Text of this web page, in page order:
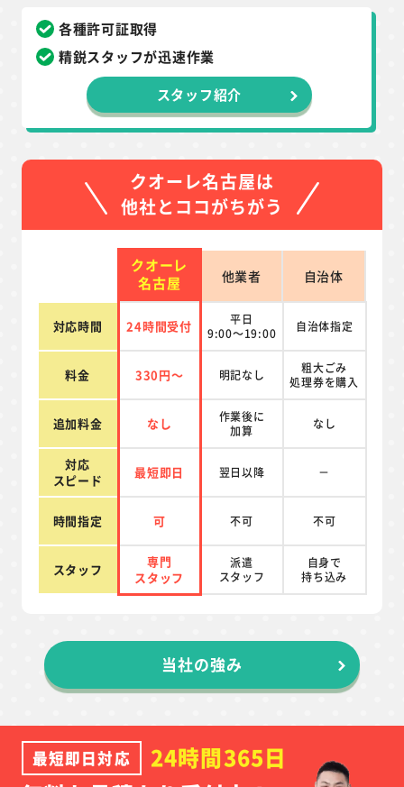
各種許可証取得
精鋭スタッフが迅速作業
スタッフ紹介
クオーレ名古屋は
他社とココがちがう
クオーレ
名古屋
他業者 自治体
対応時間 24時間受付
平日
9:00～19:00
自治体指定
料金 330円～ 明記なし
粗大ごみ
処理券を購入
追加料金 なし
作業後に
加算
なし
対応
スピード
最短即日 翌日以降 －
時間指定 可 不可 不可
スタッフ
専門
スタッフ
派遣
スタッフ
自身で
持ち込み
当社の強み
最短即日対応
24時間365日